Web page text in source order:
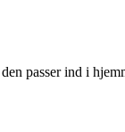
passer ind i